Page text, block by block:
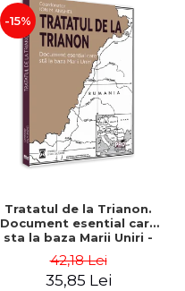
-15%
Tratatul de la Trianon.
Document esential care
sta la baza Marii Uniri -
Ion M. Anghel
42,18 Lei
35,85 Lei